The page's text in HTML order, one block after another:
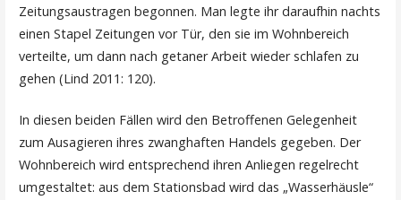
Zeitungsaustragen begonnen. Man legte ihr daraufhin nachts
einen Stapel Zeitungen vor Tür, den sie im Wohnbereich
verteilte, um dann nach getaner Arbeit wieder schlafen zu
gehen (Lind 2011: 120).
In diesen beiden Fällen wird den Betroffenen Gelegenheit
zum Ausagieren ihres zwanghaften Handels gegeben. Der
Wohnbereich wird entsprechend ihren Anliegen regelrecht
umgestaltet: aus dem Stationsbad wird das „Wasserhäusle“